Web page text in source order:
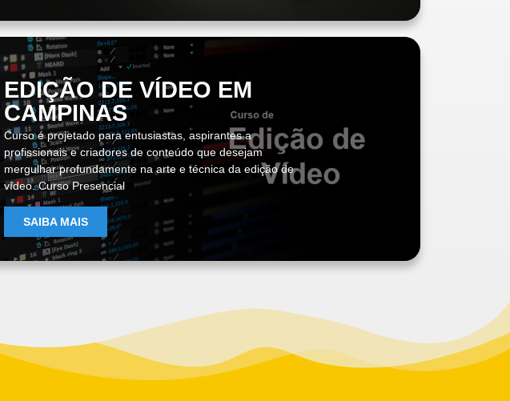
EDIÇÃO DE VÍDEO EM
CAMPINAS
Curso é projetado para entusiastas, aspirantes a
profissionais e criadores de conteúdo que desejam
mergulhar profundamente na arte e técnica da edição de
vídeo. Curso Presencial
SAIBA MAIS